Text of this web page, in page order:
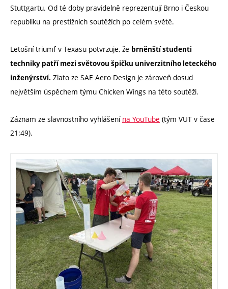
Stuttgartu. Od té doby pravidelně reprezentují Brno i Českou
republiku na prestižních soutěžích po celém světě.
Letošní triumf v Texasu potvrzuje, že brněnští studenti
techniky patří mezi světovou špičku univerzitního leteckého
inženýrství. Zlato ze SAE Aero Design je zároveň dosud
největším úspěchem týmu Chicken Wings na této soutěži.
Záznam ze slavnostního vyhlášení na YouTube (tým VUT v čase
21:49).